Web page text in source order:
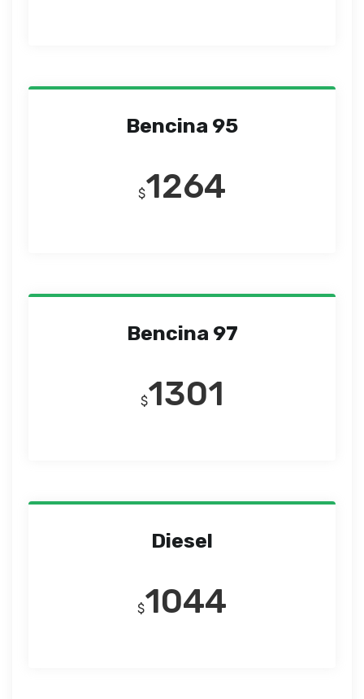
Bencina 95
$1264
Bencina 97
$1301
Diesel
$1044